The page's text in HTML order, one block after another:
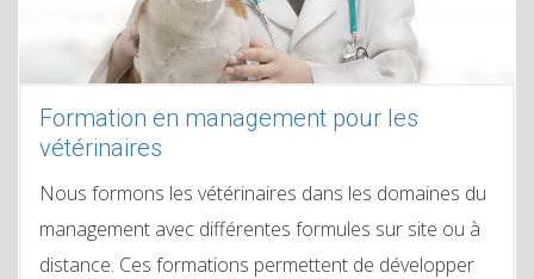
Formation en management pour les
vétérinaires
Nous formons les vétérinaires dans les domaines du
management avec différentes formules sur site ou à
distance. Ces formations permettent de développer